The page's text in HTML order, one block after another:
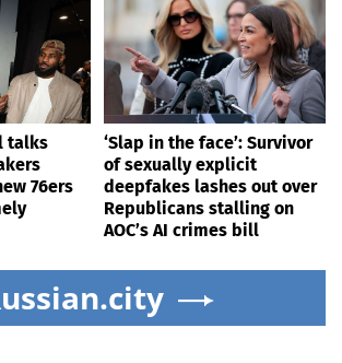
talks
76ers
‘Slap in the face’: Survivor
of sexually explicit
deepfakes lashes out over
Republicans stalling on
AOC’s AI crimes bill